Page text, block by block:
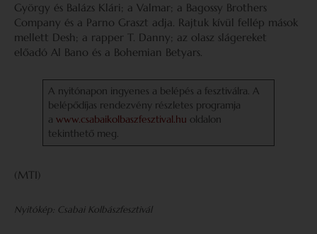
György és Balázs Klári; a Valmar; a Bagossy Brothers
Company és a Parno Graszt adja. Rajtuk kívül fellép mások
mellett Desh; a rapper T. Danny; az olasz slágereket
előadó Al Bano és a Bohemian Betyars.
A nyitónapon ingyenes a belépés a fesztiválra. A
belépődíjas rendezvény részletes programja
a www.csabaikolbaszfesztival.hu oldalon
tekinthető meg.
(MTI)
Nyitókép: Csabai Kolbászfesztivál